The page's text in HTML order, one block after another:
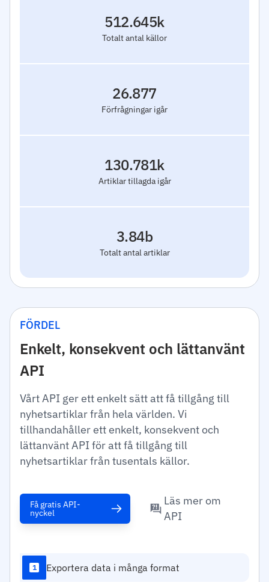
Totalt antal källor
512.645k
Förfrågningar igår
26.877
Artiklar tillagda igår
130.781k
Totalt antal artiklar
3.84b
FÖRDEL
Enkelt, konsekvent och lättanvänt
API
Vårt API ger ett enkelt sätt att få tillgång till
nyhetsartiklar från hela världen. Vi
tillhandahåller ett enkelt, konsekvent och
lättanvänt API för att få tillgång till
nyhetsartiklar från tusentals källor.
Få gratis API-
nyckel
Läs mer om
API
1 Exportera data i många format